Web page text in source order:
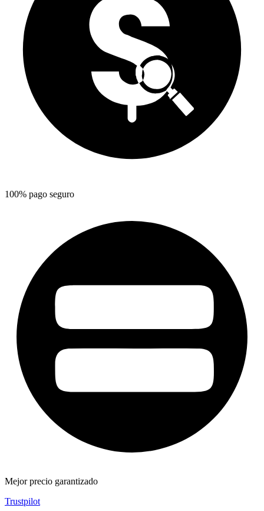
100% pago seguro
Mejor precio garantizado
Trustpilot